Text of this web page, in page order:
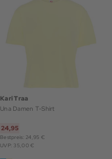
Kari Traa
Una Damen T-Shirt
24,95
Bestpreis: 24,95 €
UVP: 35,00 €